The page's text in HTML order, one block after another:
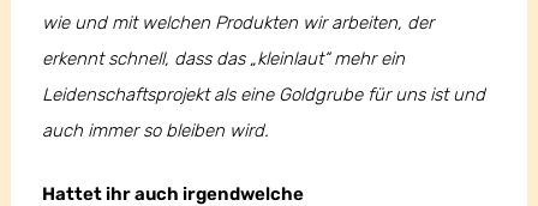
wie und mit welchen Produkten wir arbeiten, der
erkennt schnell, dass das „kleinlaut“ mehr ein
Leidenschaftsprojekt als eine Goldgrube für uns ist und
auch immer so bleiben wird.
Hattet ihr auch irgendwelche